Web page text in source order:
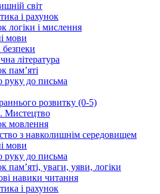
світ
і рахунок
логіки і мислення
мови
література
пам’яті
руку до письма
розвитку (0-5)
Мистецтво
мовлення
з навколишнім середовищем
мови
руку до письма
пам’яті, уваги, уяви, логіки
навики читання
і рахунок